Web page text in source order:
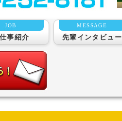
JOB
事紹介
MESSAGE
先輩インタビュー